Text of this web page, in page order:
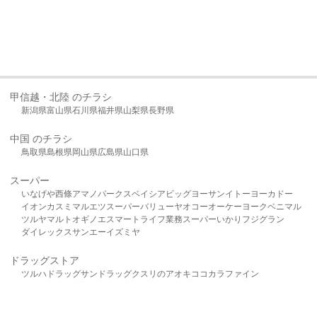
甲信越・北陸 のチラシ
新潟県富山県石川県福井県山梨県長野県
中国 のチラシ
鳥取県島根県岡山県広島県山口県
スーパー
いなげや西條アマノパークスベイシア ビッグヨーサンイトーヨーカドー
イオンカスミ マルエツスーパーバリューヤオコーオーケー ヨークベニマル
ツルヤマルト オギノ エスマート ライフ業務スーパーいかり フジグラン
ダイレックスサンエーイズミヤ
ドラッグストア
ツルハドラッグサンドラッグクスリのアオキ ココカラファイン